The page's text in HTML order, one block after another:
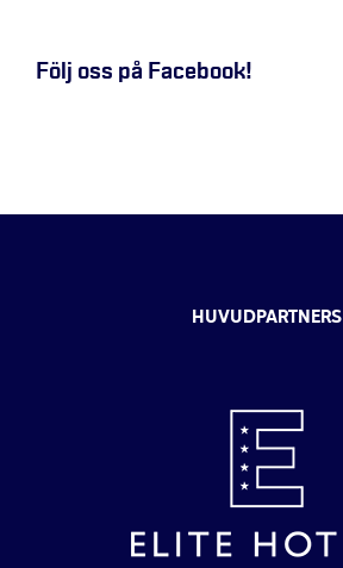
Följ oss på Facebook!
HUVUDPARTNERS